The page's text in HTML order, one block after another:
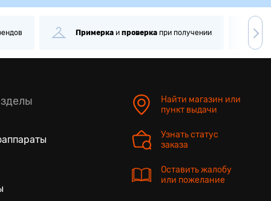
Примерка и проверка при получении
Найти магазин или
пункт выдачи
Узнать статус
заказа
Оставить жалобу
или пожелание